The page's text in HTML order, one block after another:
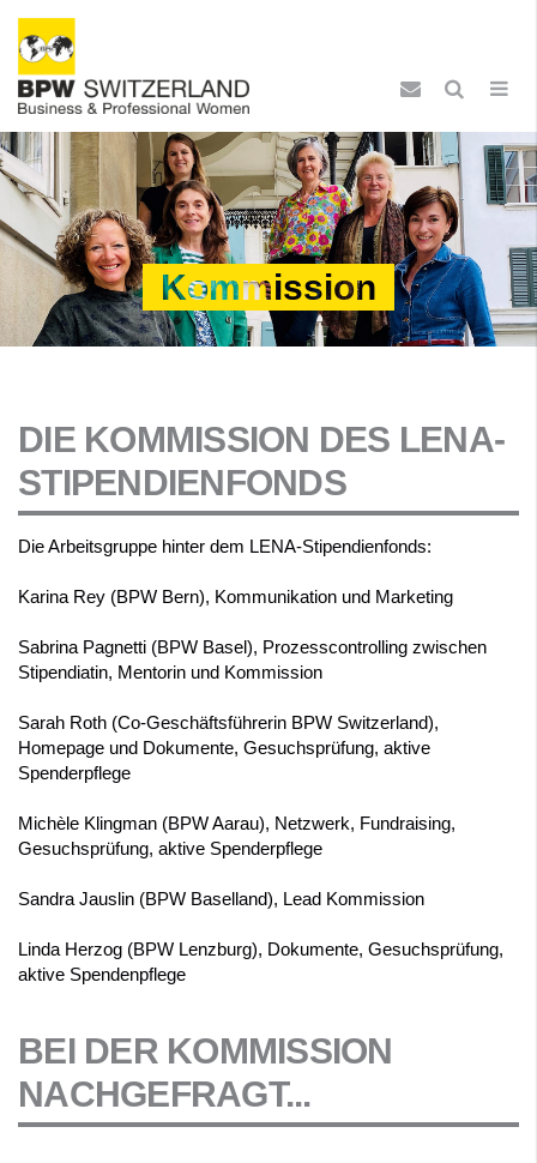
Kommission
DIE KOMMISSION DES LENA-
STIPENDIENFONDS
Die Arbeitsgruppe hinter dem LENA-Stipendienfonds:
Karina Rey (BPW Bern), Kommunikation und Marketing
Sabrina Pagnetti (BPW Basel), Prozesscontrolling zwischen
Stipendiatin, Mentorin und Kommission
Sarah Roth (Co-Geschäftsführerin BPW Switzerland),
Homepage und Dokumente, Gesuchsprüfung, aktive
Spenderpflege
Michèle Klingman (BPW Aarau), Netzwerk, Fundraising,
Gesuchsprüfung, aktive Spenderpflege
Sandra Jauslin (BPW Baselland), Lead Kommission
Linda Herzog (BPW Lenzburg), Dokumente, Gesuchsprüfung,
aktive Spendenpflege
BEI DER KOMMISSION
NACHGEFRAGT...